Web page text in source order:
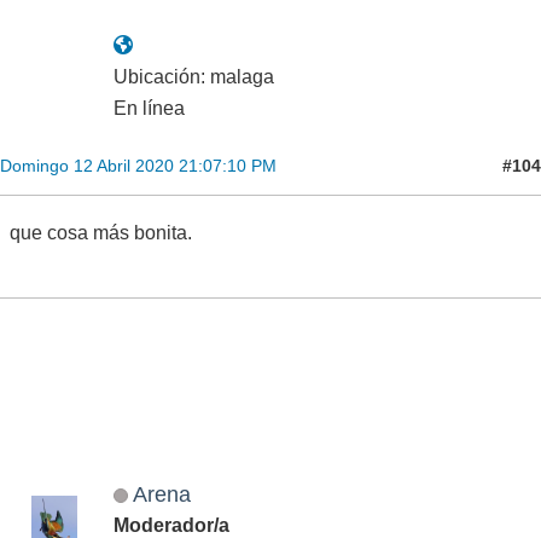
Ubicación: malaga
En línea
Domingo 12 Abril 2020 21:07:10 PM #104
que cosa más bonita.
Arena
Moderador/a